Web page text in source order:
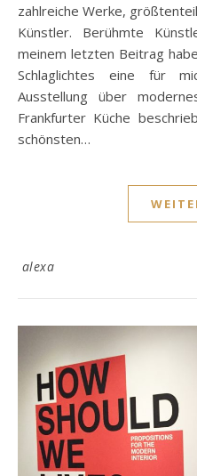
zahlreiche Werke,
Künstler. Berühmte
meinem letzten Beitrag
Schlaglichtes eine für
Ausstellung über
Frankfurter Küche
schönsten…
alexa